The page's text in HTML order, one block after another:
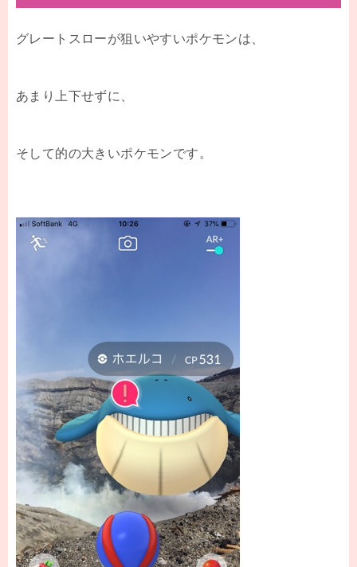
グレートスローが狙いやすいポケモンは、
あまり上下せずに、
そして的の大きいポケモンです。